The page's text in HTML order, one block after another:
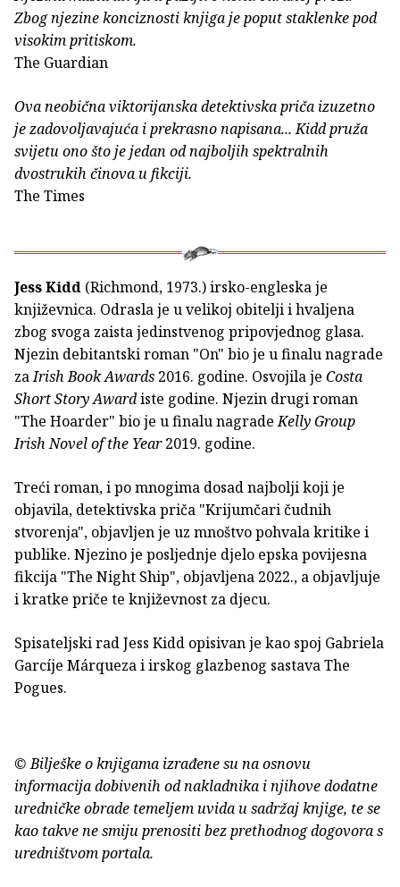
Zbog njezine konciznosti knjiga je poput staklenke pod
visokim pritiskom.
The Guardian
Ova neobična viktorijanska detektivska priča izuzetno
je zadovoljavajuća i prekrasno napisana... Kidd pruža
svijetu ono što je jedan od najboljih spektralnih
dvostrukih činova u fikciji.
The Times
Jess Kidd (Richmond, 1973.) irsko-engleska je
književnica. Odrasla je u velikoj obitelji i hvaljena
zbog svoga zaista jedinstvenog pripovjednog glasa.
Njezin debitantski roman "On" bio je u finalu nagrade
zaIrish Book Awards 2016. godine. Osvojila je Costa
Short Story Awardiste godine. Njezin drugi roman
"The Hoarder" bio je u finalu nagradeKelly Group
Irish Novel of the Year2019. godine.
Treći roman, i po mnogima dosad najbolji koji je
objavila, detektivska priča "Krijumčari čudnih
stvorenja", objavljen je uz mnoštvo pohvala kritike i
publike. Njezino je posljednje djelo epska povijesna
fikcija "The Night Ship", objavljena 2022., a objavljuje
i kratke priče te književnost za djecu.
Spisateljski rad Jess Kidd opisivan je kao spoj Gabriela
Garcíje Márqueza i irskog glazbenog sastava The
Pogues.
© Bilješke o knjigama izrađene su na osnovu
informacija dobivenih od nakladnika i njihove dodatne
uredničke obrade temeljem uvida u sadržaj knjige, te se
kao takve ne smiju prenositi bez prethodnog dogovora s
uredništvom portala.